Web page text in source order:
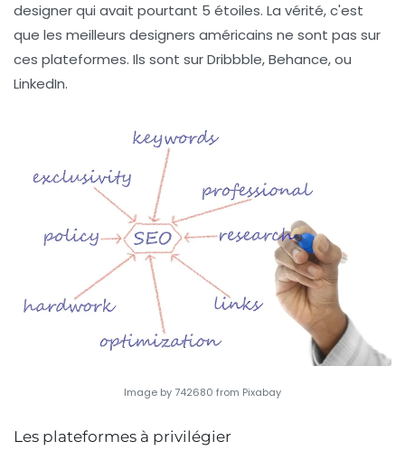
designer qui avait pourtant 5 étoiles. La vérité, c'est
que les meilleurs designers américains ne sont pas sur
ces plateformes. Ils sont surDribbble, Behance, ou
LinkedIn.
Image by 742680 from Pixabay
Les plateformes à privilégier